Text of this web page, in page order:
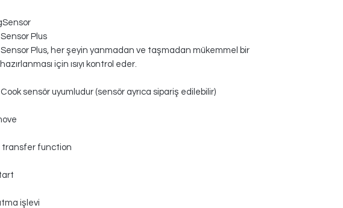
Plus
Plus, her şeyin yanmadan ve taşmadan mükemmel bir
için ısıyı kontrol eder.
sensör uyumludur (sensör ayrıca sipariş edilebilir)
function
işlevi